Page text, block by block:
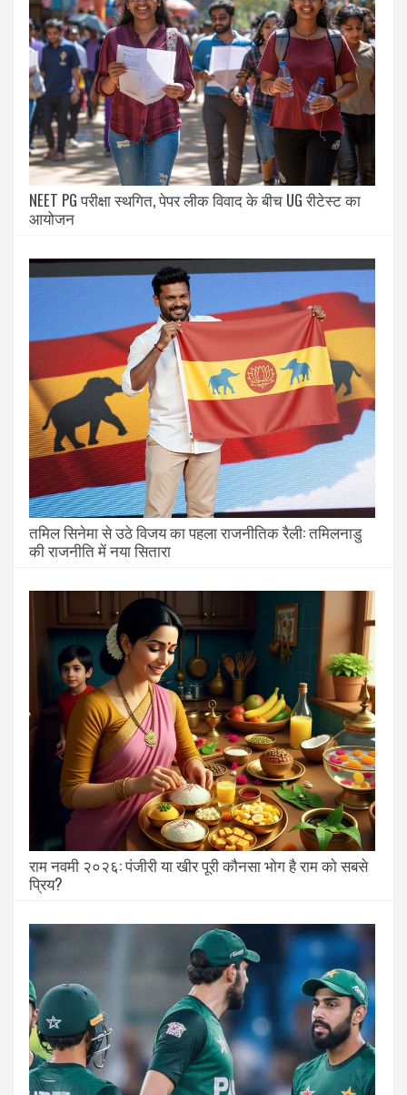
NEET PG परीक्षा स्थगित, पेपर लीक विवाद के बीच UG रीटेस्ट का
आयोजन
तमिल सिनेमा से उठे विजय का पहला राजनीतिक रैली: तमिलनाडु
की राजनीति में नया सितारा
राम नवमी २०२६: पंजीरी या खीर पूरी कौनसा भोग है राम को सबसे
प्रिय?